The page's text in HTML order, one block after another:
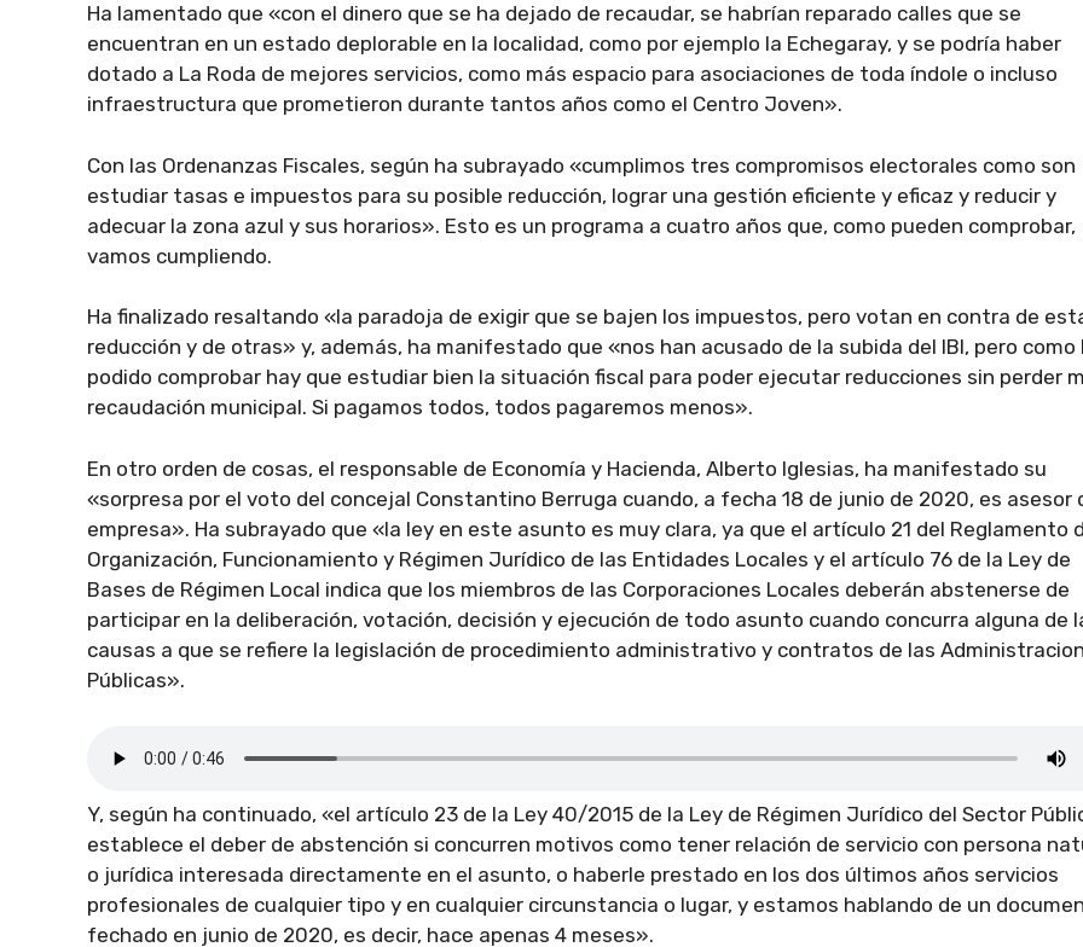
Ha lamentado que «con el dinero que se ha dejado de recaudar, se habrían reparado calles que se
encuentran en un estado deplorable en la localidad, como por ejemplo la Echegaray, y se podría haber
dotado a La Roda de mejores servicios, como más espacio para asociaciones de toda índole o incluso
infraestructura que prometieron durante tantos años como el Centro Joven».
Con las Ordenanzas Fiscales, según ha subrayado «cumplimos tres compromisos electorales como son
estudiar tasas e impuestos para su posible reducción, lograr una gestión eficiente y eficaz y reducir y
adecuar la zona azul y sus horarios». Esto es un programa a cuatro años que, como pueden comprobar,
vamos cumpliendo.
Ha finalizado resaltando «la paradoja de exigir que se bajen los impuestos, pero votan en contra de
reducción y de otras» y, además, ha manifestado que «nos han acusado de la subida del IBI, pero como
podido comprobar hay que estudiar bien la situación fiscal para poder ejecutar reducciones sin perder
recaudación municipal. Si pagamos todos, todos pagaremos menos».
En otro orden de cosas, el responsable de Economía y Hacienda, Alberto Iglesias, ha manifestado su
«sorpresa por el voto del concejal Constantino Berruga cuando, a fecha 18 de junio de 2020, es asesor
empresa». Ha subrayado que «la ley en este asunto es muy clara, ya que el artículo 21 del Reglamento
Organización, Funcionamiento y Régimen Jurídico de las Entidades Locales y el artículo 76 de la Ley de
Bases de Régimen Local indica que los miembros de las Corporaciones Locales deberán abstenerse de
participar en la deliberación, votación, decisión y ejecución de todo asunto cuando concurra alguna de
causas a que se refiere la legislación de procedimiento administrativo y contratos de las
Públicas».
Y, según ha continuado, «el artículo 23 de la Ley 40/2015 de la Ley de Régimen Jurídico del Sector
establece el deber de abstención si concurren motivos como tener relación de servicio con persona
o jurídica interesada directamente en el asunto, o haberle prestado en los dos últimos años servicios
profesionales de cualquier tipo y en cualquier circunstancia o lugar, y estamos hablando de un
fechado en junio de 2020, es decir, hace apenas 4 meses».